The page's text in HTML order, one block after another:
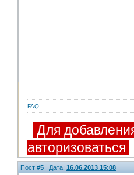
FAQ
Для
авторизоваться
Пост #5 Дата: 16.06.2013 15:08